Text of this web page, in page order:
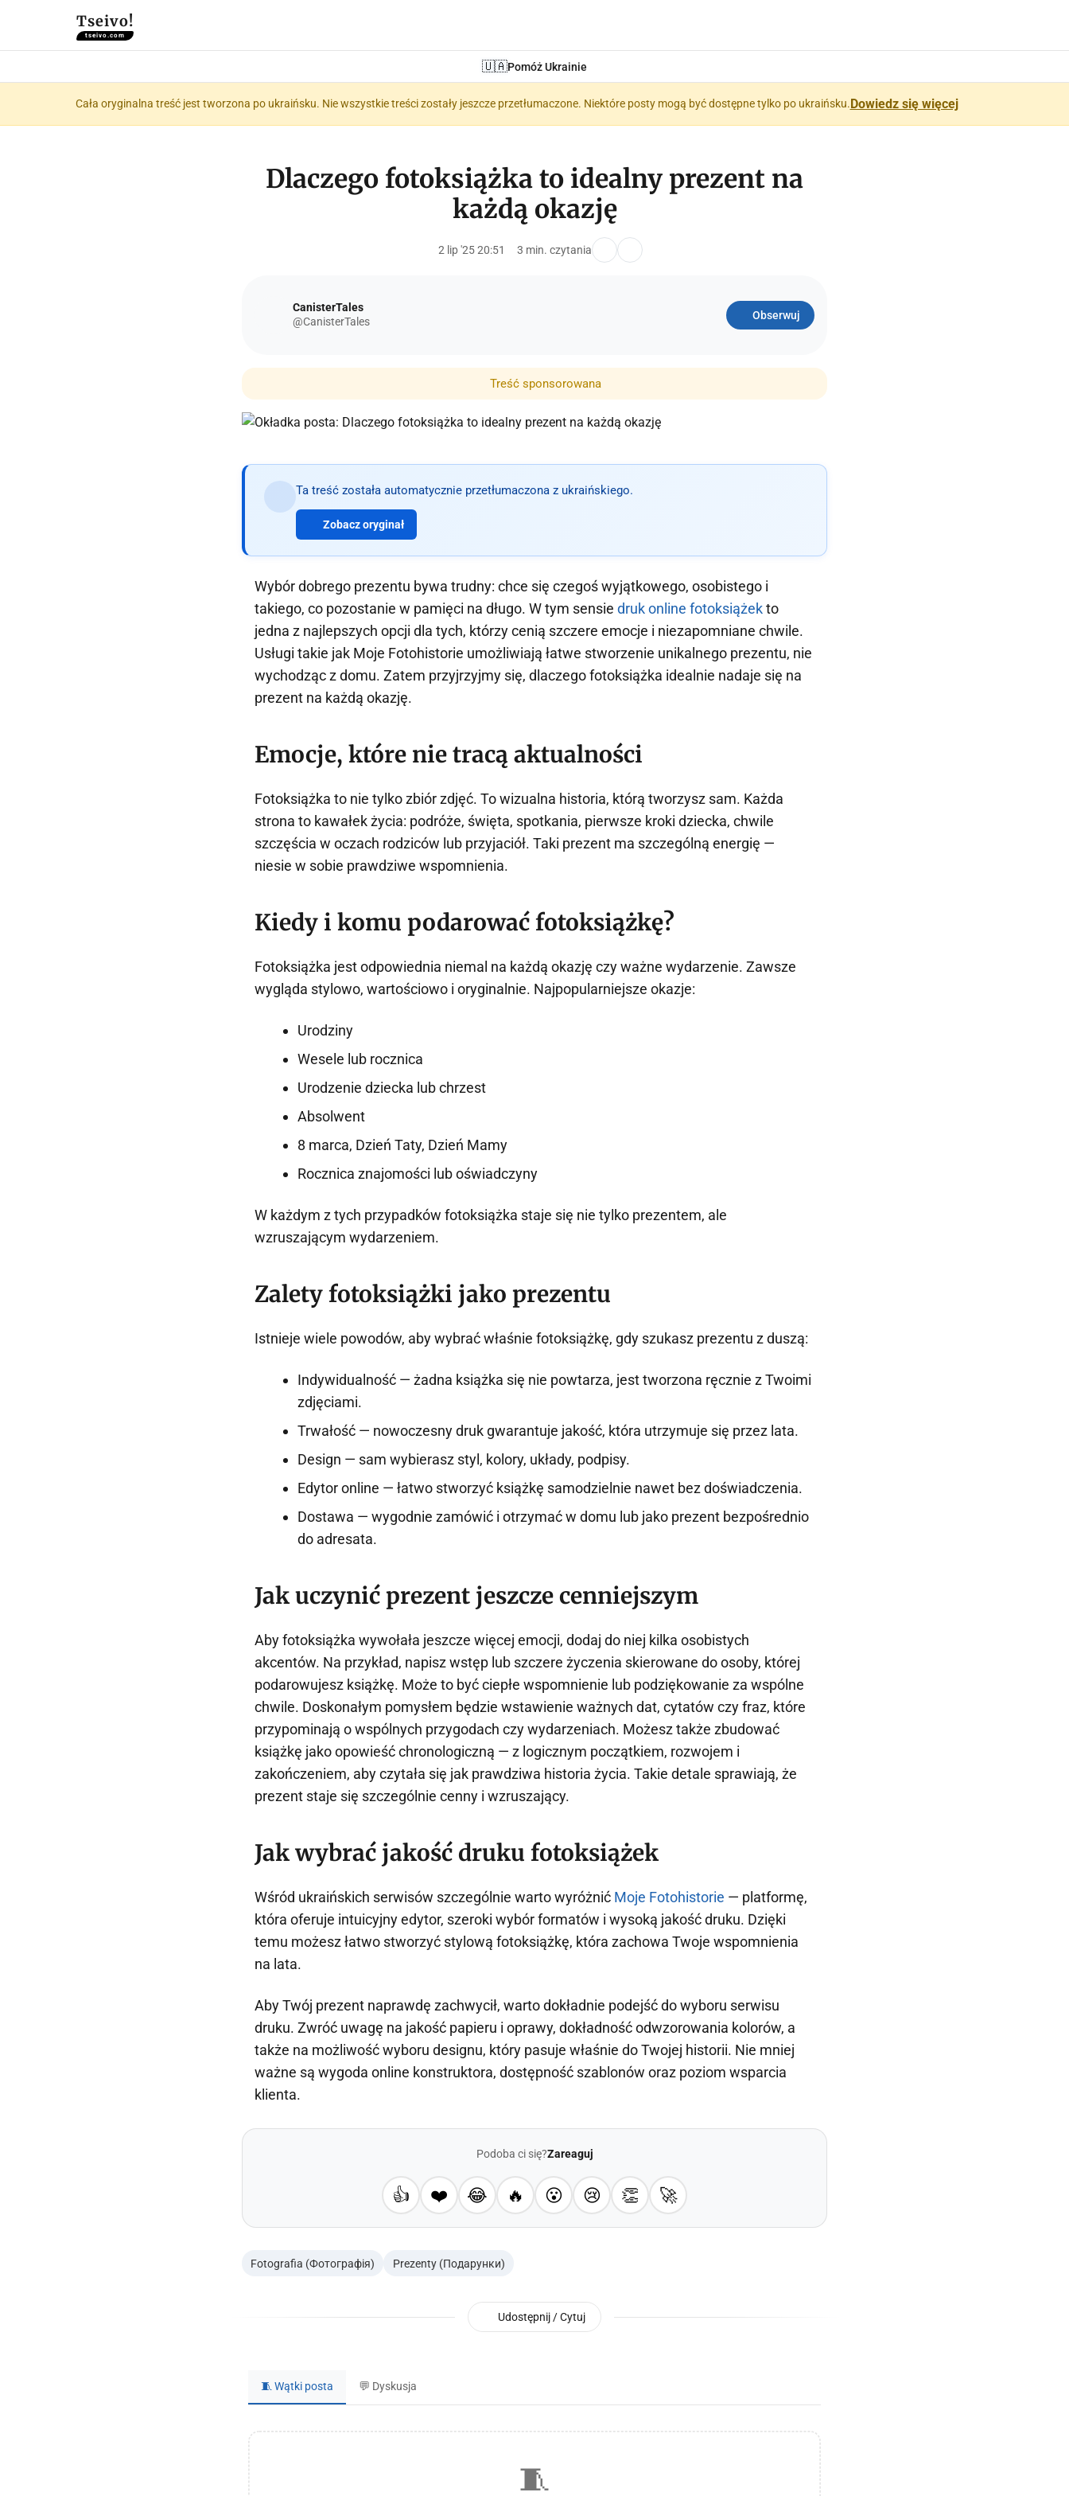
Tseivo!
tseivo.com
🇺🇦Pomóż Ukrainie
Cała oryginalna treść jest tworzona po ukraińsku. Nie wszystkie treści zostały jeszcze przetłumaczone. Niektóre posty mogą być dostępne tylko po ukraińsku.Dowiedz się więcej
Dlaczego fotoksiążka to idealny prezent na
każdą okazję
2 lip '25 20:51 3 min. czytania
CanisterTales
@CanisterTales
Obserwuj
Treść sponsorowana
Ta treść została automatycznie przetłumaczona z ukraińskiego.
Zobacz oryginał
Wybór dobrego prezentu bywa trudny: chce się czegoś wyjątkowego, osobistego i
takiego, co pozostanie w pamięci na długo. W tym sensie druk online fotoksiążekto
jedna z najlepszych opcji dla tych, którzy cenią szczere emocje i niezapomniane chwile.
Usługi takie jak Moje Fotohistorie umożliwiają łatwe stworzenie unikalnego prezentu, nie
wychodząc z domu. Zatem przyjrzyjmy się, dlaczego fotoksiążka idealnie nadaje się na
prezent na każdą okazję.
Emocje, które nie tracą aktualności
Fotoksiążka to nie tylko zbiór zdjęć. To wizualna historia, którą tworzysz sam. Każda
strona to kawałek życia: podróże, święta, spotkania, pierwsze kroki dziecka, chwile
szczęścia w oczach rodziców lub przyjaciół. Taki prezent ma szczególną energię —
niesie w sobie prawdziwe wspomnienia.
Kiedy i komu podarować fotoksiążkę?
Fotoksiążka jest odpowiednia niemal na każdą okazję czy ważne wydarzenie. Zawsze
wygląda stylowo, wartościowo i oryginalnie. Najpopularniejsze okazje:
Urodziny
Wesele lub rocznica
Urodzenie dziecka lub chrzest
Absolwent
8 marca, Dzień Taty, Dzień Mamy
Rocznica znajomości lub oświadczyny
W każdym z tych przypadków fotoksiążka staje się nie tylko prezentem, ale
wzruszającym wydarzeniem.
Zalety fotoksiążki jako prezentu
Istnieje wiele powodów, aby wybrać właśnie fotoksiążkę, gdy szukasz prezentu z duszą:
Indywidualność — żadna książka się nie powtarza, jest tworzona ręcznie z Twoimi
zdjęciami.
Trwałość — nowoczesny druk gwarantuje jakość, która utrzymuje się przez lata.
Design — sam wybierasz styl, kolory, układy, podpisy.
Edytor online — łatwo stworzyć książkę samodzielnie nawet bez doświadczenia.
Dostawa — wygodnie zamówić i otrzymać w domu lub jako prezent bezpośrednio
do adresata.
Jak uczynić prezent jeszcze cenniejszym
Aby fotoksiążka wywołała jeszcze więcej emocji, dodaj do niej kilka osobistych
akcentów. Na przykład, napisz wstęp lub szczere życzenia skierowane do osoby, której
podarowujesz książkę. Może to być ciepłe wspomnienie lub podziękowanie za wspólne
chwile. Doskonałym pomysłem będzie wstawienie ważnych dat, cytatów czy fraz, które
przypominają o wspólnych przygodach czy wydarzeniach. Możesz także zbudować
książkę jako opowieść chronologiczną — z logicznym początkiem, rozwojem i
zakończeniem, aby czytała się jak prawdziwa historia życia. Takie detale sprawiają, że
prezent staje się szczególnie cenny i wzruszający.
Jak wybrać jakość druku fotoksiążek
Wśród ukraińskich serwisów szczególnie warto wyróżnić Moje Fotohistorie — platformę,
która oferuje intuicyjny edytor, szeroki wybór formatów i wysoką jakość druku. Dzięki
temu możesz łatwo stworzyć stylową fotoksiążkę, która zachowa Twoje wspomnienia
na lata.
Aby Twój prezent naprawdę zachwycił, warto dokładnie podejść do wyboru serwisu
druku. Zwróć uwagę na jakość papieru i oprawy, dokładność odwzorowania kolorów, a
także na możliwość wyboru designu, który pasuje właśnie do Twojej historii. Nie mniej
ważne są wygoda online konstruktora, dostępność szablonów oraz poziom wsparcia
klienta.
Podoba ci się?Zareaguj
👍 ❤️ 😂 🔥 😮 😢 👏 🚀
Fotografia (Фотографія) Prezenty (Подарунки)
Udostępnij / Cytuj
🧵 Wątki posta 💬 Dyskusja
🧵